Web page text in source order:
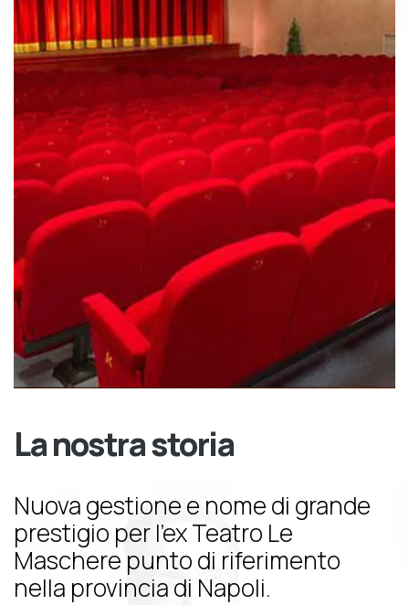
La nostra storia
Nuova gestione e nome di grande
prestigio per l’ex Teatro Le
Maschere punto di riferimento
nella provincia di Napoli.